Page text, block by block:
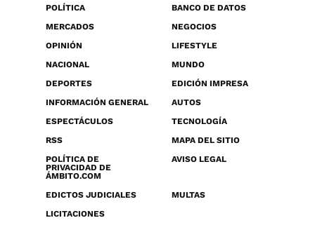
POLÍTICA
BANCO DE DATOS
MERCADOS
NEGOCIOS
OPINIÓN
LIFESTYLE
NACIONAL
MUNDO
DEPORTES
EDICIÓN IMPRESA
INFORMACIÓN GENERAL
AUTOS
ESPECTÁCULOS
TECNOLOGÍA
RSS
MAPA DEL SITIO
POLÍTICA DE
PRIVACIDAD DE
ÁMBITO.COM
AVISO LEGAL
EDICTOS JUDICIALES
MULTAS
LICITACIONES